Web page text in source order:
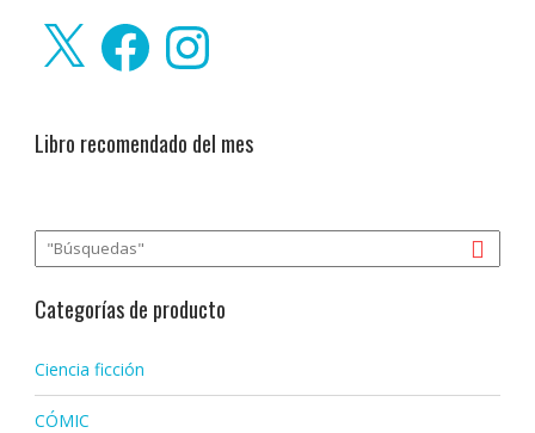
FacebookInstagram
Libro recomendado del mes
Categorías de producto
Ciencia ficción
CÓMIC